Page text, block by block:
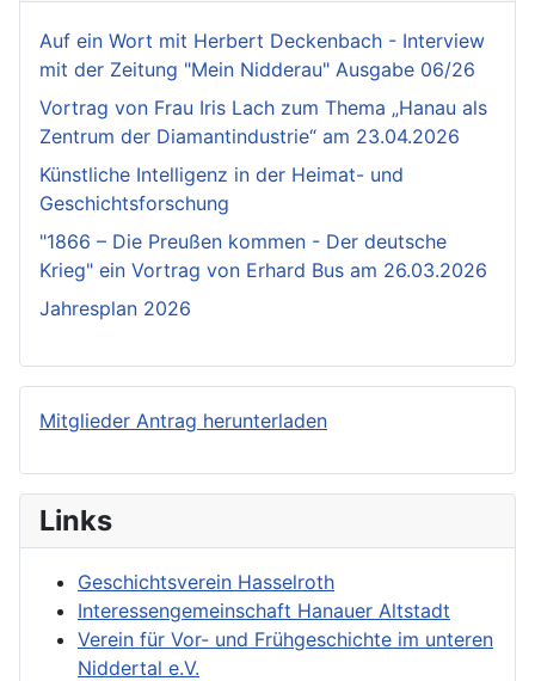
Auf ein Wort mit Herbert Deckenbach - Interview
mit der Zeitung "Mein Nidderau" Ausgabe 06/26
Vortrag von Frau Iris Lach zum Thema „Hanau als
Zentrum der Diamantindustrie“ am 23.04.2026
Künstliche Intelligenz in der Heimat- und
Geschichtsforschung
"1866 – Die Preußen kommen - Der deutsche
Krieg" ein Vortrag von Erhard Bus am 26.03.2026
Jahresplan 2026
Mitglieder Antrag herunterladen
Links
Geschichtsverein Hasselroth
Interessengemeinschaft Hanauer Altstadt
Verein für Vor- und Frühgeschichte im unteren
Niddertal e.V.